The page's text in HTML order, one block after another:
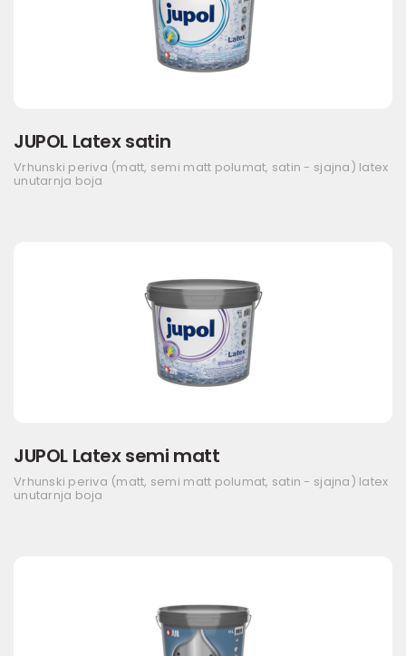
JUPOL Latex satin
Vrhunski periva (matt, semi matt polumat, satin - sjajna) latex
unutarnja boja
JUPOL Latex semi matt
Vrhunski periva (matt, semi matt polumat, satin - sjajna) latex
unutarnja boja